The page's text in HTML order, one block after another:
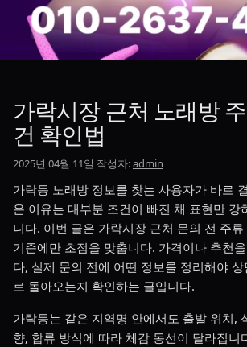
가락시장 근처 노래방
건 확인법
2025년 04월 11일 작성자:admin
가락동 노래방 정보를 찾는 사용자가 바로
운 이유는 대부분 조건이 빠진 채 표현만 강
니다. 이번 글은 가락시장 근처 문의 전 주
기준에만 초점을 맞춥니다. 가격이나 추천
다, 실제 문의 전에 어떤 정보를 정리해야
로 돌아오는지 확인하는 글입니다.
가락동는 같은 지역명 안에서도 출발 위치,
향, 합류 방식에 따라 체감 동선이 달라집니